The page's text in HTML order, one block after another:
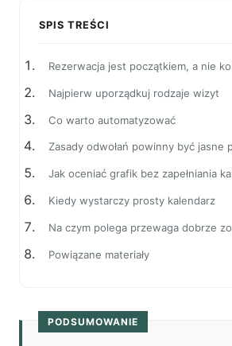
SPIS TREŚCI
Rezerwacja jest początkiem, a nie
Najpierw uporządkuj rodzaje wizyt
Co warto automatyzować
Zasady odwołań powinny być jasne
Jak oceniać grafik bez zapełniania
Kiedy wystarczy prosty kalendarz
Na czym polega przewaga dobrze
Powiązane materiały
PODSUMOWANIE